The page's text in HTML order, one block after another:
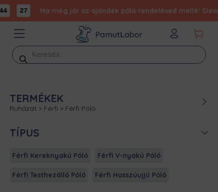
27 Ma még jár az ajándék póló rendelésed mellé!
Products
search
TERMÉKEK
Ruházat > Férfi > Férfi Póló
TÍPUS
Férfi Kereknyakú Póló Férfi V-nyakú Póló
Férfi Testhezálló Póló Férfi Hosszúujjú Póló